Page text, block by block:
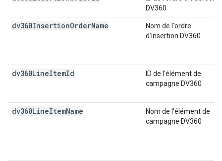
DV360
dv360InsertionOrderName
Nom de l'ordre
d'insertion DV360
dv360LineItemId
ID de l'élément de
campagne DV360
dv360LineItemName
Nom de l'élément de
campagne DV360